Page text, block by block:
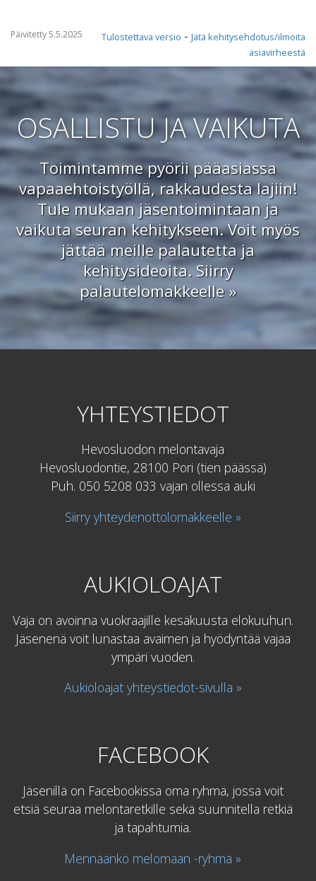
Päivitetty 5.5.2025 Tulostettava versio - Jätä kehitysehdotus/ilmoita
asiavirheestä
OSALLISTU JA VAIKUTA
Toimintamme pyörii pääasiassa
vapaaehtoistyöllä, rakkaudesta lajiin!
Tule mukaan jäsentoimintaan ja
vaikuta seuran kehitykseen. Voit myös
jättää meille palautetta ja
kehitysideoita.Siirry
palautelomakkeelle »
YHTEYSTIEDOT
Hevosluodon melontavaja
Hevosluodontie, 28100 Pori (tien päässä)
Puh. 050 5208 033 vajan ollessa auki
Siirry yhteydenottolomakkeelle »
AUKIOLOAJAT
Vaja on avoinna vuokraajille kesäkuusta elokuuhun.
Jäsenenä voit lunastaa avaimen ja hyödyntää vajaa
ympäri vuoden.
Aukioloajat yhteystiedot-sivulla »
FACEBOOK
Jäsenillä on Facebookissa oma ryhmä, jossa voit
etsiä seuraa melontaretkille sekä suunnitella retkiä
ja tapahtumia.
Mennäänkö melomaan -ryhmä »